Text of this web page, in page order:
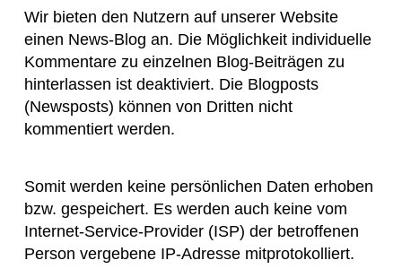
Wir bieten den Nutzern auf unserer Website
einen News-Blog an. Die Möglichkeit individuelle
Kommentare zu einzelnen Blog-Beiträgen zu
hinterlassen ist deaktiviert. Die Blogposts
(Newsposts) können von Dritten nicht
kommentiert werden.
Somit werden keine persönlichen Daten erhoben
bzw. gespeichert. Es werden auch keine vom
Internet-Service-Provider (ISP) der betroffenen
Person vergebene IP-Adresse mitprotokolliert.